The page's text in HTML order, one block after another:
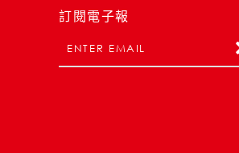
訂閱電子報